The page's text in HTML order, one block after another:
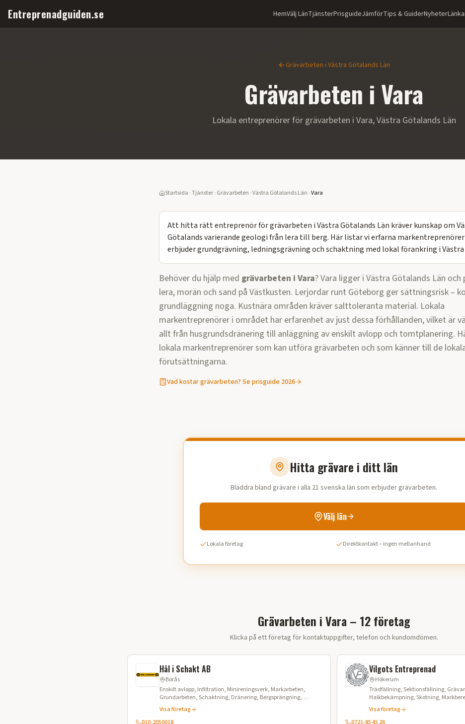
Entreprenadguiden.se HemVälj LänTjänsterPrisguideJämförTips & GuiderNyheter
Grävarbeten i Västra Götalands Län
Grävarbeten i Vara
Lokala entreprenörer för grävarbeten i Vara,Västra Götalands Län
Startsida ›Tjänster›Grävarbeten ›Västra Götalands Län ›Vara
Att hitta rätt entreprenör för grävarbeten i Västra Götalands Län kräver kunskap om
Götalands varierande geologi från lera till berg. Här listar vi erfarna
erbjuder grundgrävning, ledningsgrävning och schaktning med lokal förankring i
Behöver du hjälp med grävarbeten i Vara?Vara ligger i Västra Götalands Län och
lera, morän och sand på Västkusten. Lerjordar runt Göteborg ger sättningsrisk –
grundläggning noga. Kustnära områden kräver salttoleranta material. Lokala
markentreprenörer i området har erfarenhet av just dessa förhållanden, vilket är
allt från husgrundsdränering till anläggning av enskilt avlopp och tomtplanering.
lokala markentreprenörer som kan utföra grävarbeten och som känner till de
förutsättningarna.
Vad kostargrävarbeten? Se prisguide 2026
Hitta grävare i ditt län
Bläddra bland grävare i alla 21 svenska län som erbjuder grävarbeten.
Välj län
Lokala företag Direktkontakt – ingen mellanhand
Grävarbeten i Vara – 12 företag
Klicka på ett företag för kontaktuppgifter, telefon och kundomdömen.
Hål i Schakt AB
Borås
Enskilt avlopp, Infiltration, Minireningsverk, Markarbeten,
Grundarbeten, Schaktning, Dränering, Bergsprängning,
Stenspräckning, Anläggningsarbete, Konstruktionsledning,
Trädgårdsanläggning,
Visa företag
010-2050018
Vilgots Entreprenad
Hökerum
Trädfällning, Sektionsfällning,
Halkbekämpning, Skotning,
Maskinförare
Visa företag
0721-85 45 26